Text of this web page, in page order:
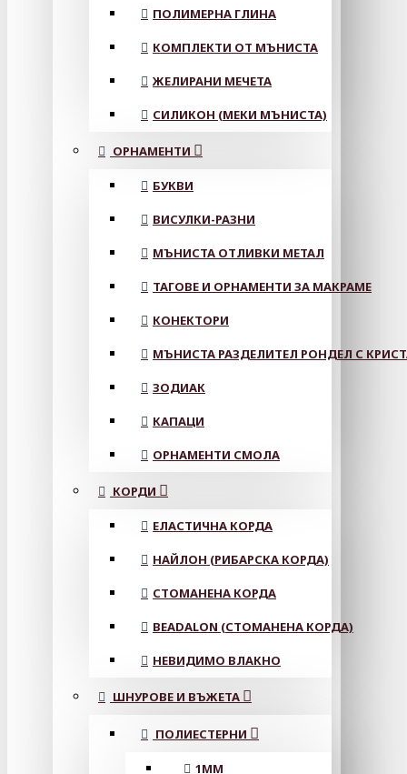
ПОЛИМЕРНА ГЛИНА
КОМПЛЕКТИ ОТ МЪНИСТА
ЖЕЛИРАНИ МЕЧЕТА
СИЛИКОН (МЕКИ МЪНИСТА)
ОРНАМЕНТИ
БУКВИ
ВИСУЛКИ-РАЗНИ
МЪНИСТА ОТЛИВКИ МЕТАЛ
ТАГОВЕ И ОРНАМЕНТИ ЗА МАКРАМЕ
КОНЕКТОРИ
МЪНИСТА РАЗДЕЛИТЕЛ РОНДЕЛ С
ЗОДИАК
КАПАЦИ
ОРНАМЕНТИ СМОЛА
КОРДИ
ЕЛАСТИЧНА КОРДА
НАЙЛОН (РИБАРСКА КОРДА)
СТОМАНЕНА КОРДА
BEADALON (СТОМАНЕНА КОРДА)
НЕВИДИМО ВЛАКНО
ШНУРОВЕ И ВЪЖЕТА
ПОЛИЕСТЕРНИ
1ММ